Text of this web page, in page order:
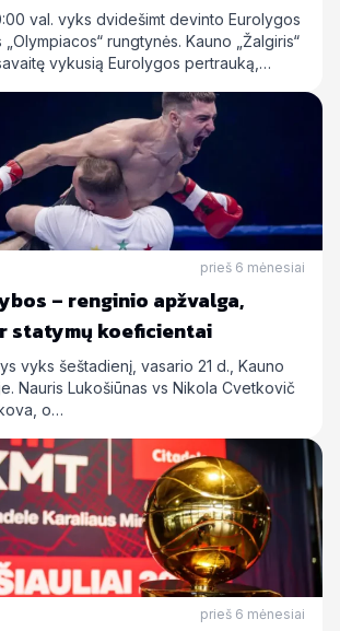
val. vyks dvidešimt devinto Eurolygos
„Olympiacos“ rungtynės. Kauno „Žalgiris“
vykusią Eurolygos pertrauką,…
prieš 6 mėnesiai
– renginio apžvalga,
statymų koeficientai
vyks šeštadienį, vasario 21 d., Kauno
Nauris Lukošiūnas vs Nikola Cvetkovič
o…
prieš 6 mėnesiai